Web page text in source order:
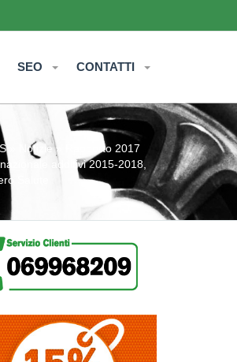
SEO CONTATTI
» Notizie» Rapporto 2017
additivi 2015-2018,
Salute